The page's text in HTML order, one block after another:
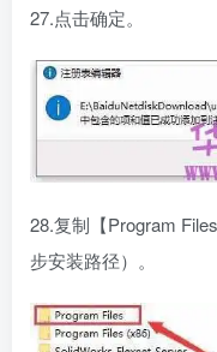
27.点击确定。
28.复制【Program
步安装路径）。